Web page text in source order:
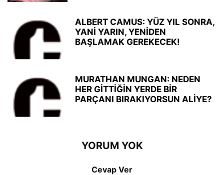
ALBERT CAMUS: YÜZ YIL SONRA,
YANİ YARIN, YENİDEN
BAŞLAMAK GEREKECEK!
MURATHAN MUNGAN: NEDEN
HER GİTTİĞİN YERDE BİR
PARÇANI BIRAKIYORSUN ALİYE?
YORUM YOK
Cevap Ver